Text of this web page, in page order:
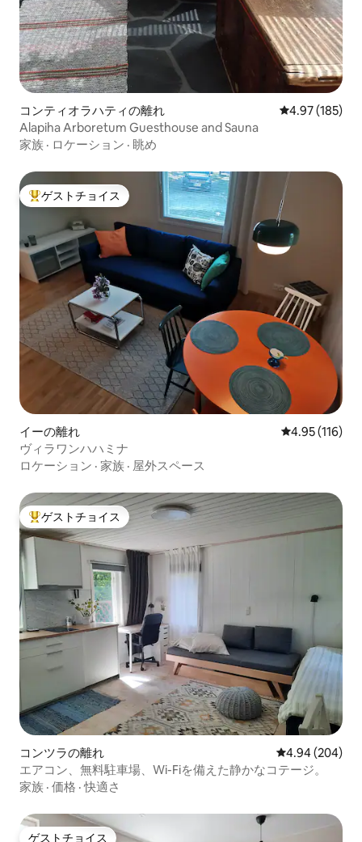
コンティオラハティの離れ レビュー185
4.97 (185)
Alapiha Arboretum Guesthouse and Sauna
家族 · ロケーション · 眺め
大好評のゲストチョイスです。
ゲストチョイス
イーの離れ レビュー116
4.95 (116)
ヴィラワンハハミナ
ロケーション · 家族 · 屋外スペース
大好評のゲストチョイスです。
ゲストチョイス
コンツラの離れ レビュー204
4.94 (204)
エアコン、無料駐車場、Wi-Fiを備えた静かなコテージ。
家族 · 価格 ·快適さ
ゲストチョイス